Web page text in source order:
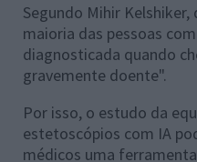
Segundo Mihir
maioria das pessoas
diagnosticada quando
gravemente doente".
Por isso, o estudo da
estetoscópios com IA
médicos uma